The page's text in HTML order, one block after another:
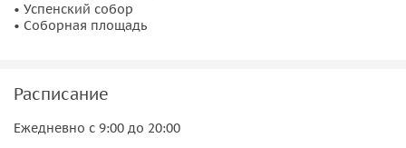
развернётся панорама истории — от княжеской столицы
• Успенский собор
• Соборная площадь
Расписание
Ежедневно с 9:00 до 20:00